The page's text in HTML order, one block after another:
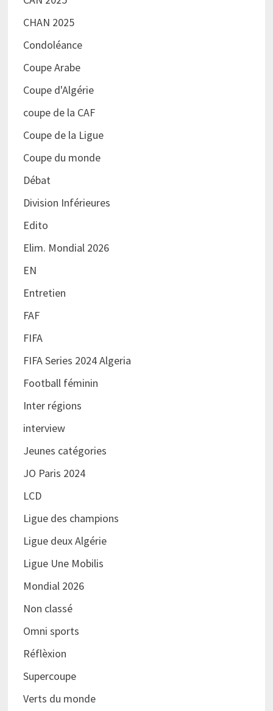
CHAN 2025
Condoléance
Coupe Arabe
Coupe d'Algérie
coupe de la CAF
Coupe de la Ligue
Coupe du monde
Débat
Division Inférieures
Edito
Elim. Mondial 2026
EN
Entretien
FAF
FIFA
FIFA Series 2024 Algeria
Football féminin
Inter régions
interview
Jeunes catégories
JO Paris 2024
LCD
Ligue des champions
Ligue deux Algérie
Ligue Une Mobilis
Mondial 2026
Non classé
Omni sports
Réflèxion
Supercoupe
Verts du monde